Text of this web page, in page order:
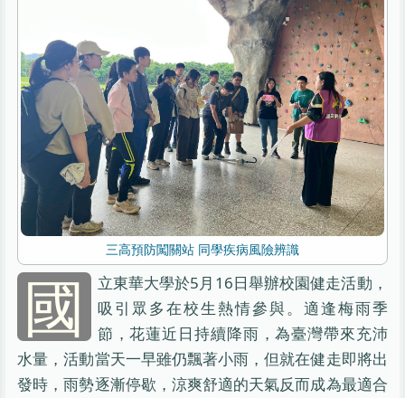
三高預防闖關站 同學疾病風險辨識
國
立東華大學於5月16日舉辦校園健走活動，
吸引眾多在校生熱情參與。適逢梅雨季
節，花蓮近日持續降雨，為臺灣帶來充沛
水量，活動當天一早雖仍飄著小雨，但就在健走即將出
發時，雨勢逐漸停歇，涼爽舒適的天氣反而成為最適合